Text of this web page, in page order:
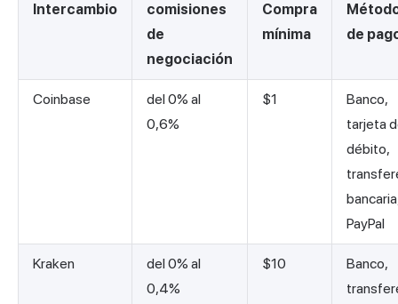
Intercambio
comisiones
de
negociación
Compra
mínima
de
Coinbase
del 0% al
0,6%
$1
Banco,
tarjeta
débito,
PayPal
Kraken
del 0% al
0,4%
$10
Banco,